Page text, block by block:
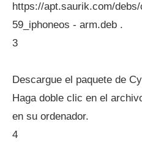
https://apt.saurik.com/
59_iphoneos - arm.deb .
3
Descargue el paquete de
Haga doble clic en el
en su ordenador.
4